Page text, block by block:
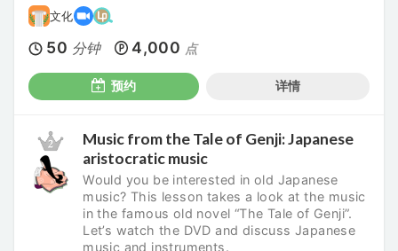
文化
50 分钟 4,000 点
预约 详情
Music from the Tale of Genji: Japanese
aristocratic music
Would you be interested in old Japanese
music? This lesson takes a look at the music
in the famous old novel “The Tale of Genji”.
Let’s watch the DVD and discuss Japanese
music and instruments.